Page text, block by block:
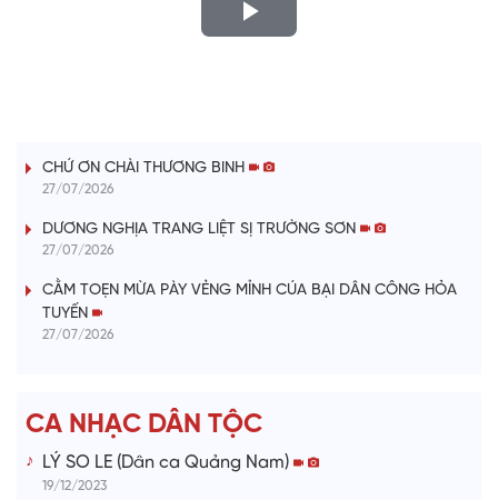
P
V
i
o
CHỨ ƠN CHÀI THƯƠNG BINH
27/07/2026
DƯƠNG NGHỊA TRANG LIỆT SỊ TRƯỜNG SƠN
27/07/2026
CẰM TOẸN MỪA PÀY VẺNG MỈNH CÚA BẠI DÂN CÔNG HỎA
TUYẾN
27/07/2026
CA NHẠC DÂN TỘC
LÝ SO LE (Dân ca Quảng Nam)
19/12/2023